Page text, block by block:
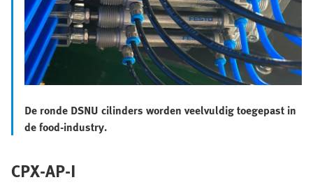
De ronde DSNU cilinders worden veelvuldig toegepast in
de food-industry.
CPX-AP-I